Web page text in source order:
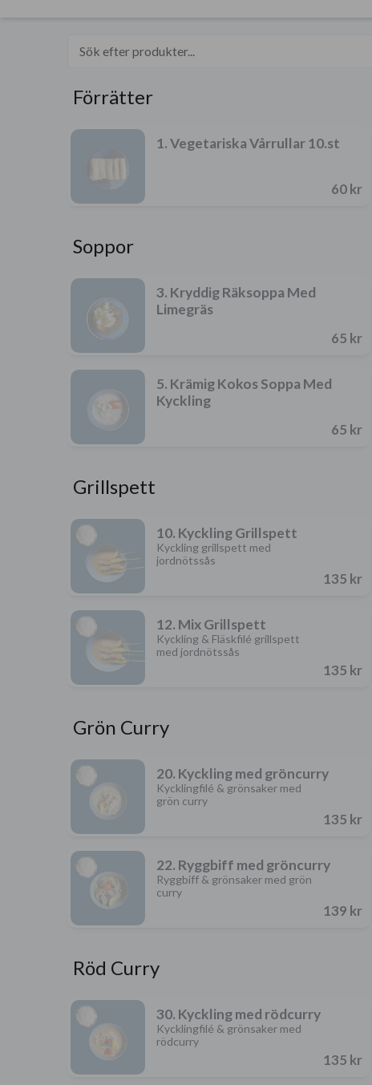
Förrätter
1. Vegetariska Vårrullar 10.st
60 kr
Soppor
3. Kryddig Räksoppa Med
Limegräs
65 kr
5. Krämig Kokos Soppa Med
Kyckling
65 kr
Grillspett
10. Kyckling Grillspett
Kyckling grillspett med
jordnötssås
135 kr
12. Mix Grillspett
Kyckling & Fläskfilé grillspett
med jordnötssås
135 kr
Grön Curry
20. Kyckling med gröncurry
Kycklingfilé & grönsaker med
grön curry
135 kr
22. Ryggbiff med gröncurry
Ryggbiff & grönsaker med grön
curry
139 kr
Röd Curry
30. Kyckling med rödcurry
Kycklingfilé & grönsaker med
rödcurry
135 kr